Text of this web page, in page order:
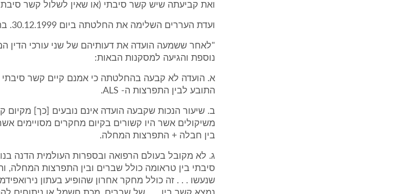
ואת קביעתה שיש קשר סיבתי (או שאין לשלול קשר
ועדת העררים השלימה את החלטתה ביום 30.12.1999. בהחלטה המשלימה נקבע:
"לאחר ששמעה הועדה את דעותיהם של שני עורכי הדין
נוספת והגיעה למסקנות הבאות:
א. הועדה לא קבעה בהחלטתה כי אמנם קיים קשר
התובע לבין התפרצות ה- ALS.
ב. שיעור הנכות שקבעה הועדה אינם נובעים [כך] מקיום
משיקולים אשר היו קשורים בקיום מחקרים מסויימים
בין חבלה + התפרצות המחלה.
ג. לא מקובל בעולם הרפואה ובספרות העולמית הדנה
סיבתי בין טראומה כולל שברים ובין התפרצות המחלה,